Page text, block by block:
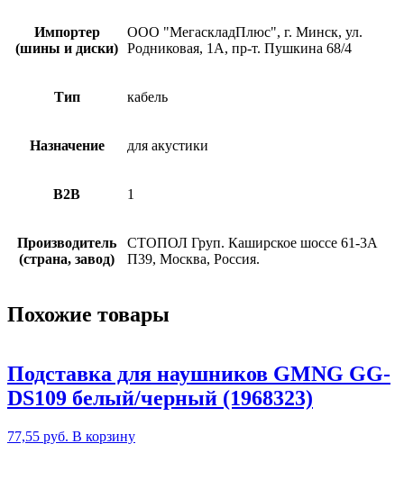
Импортер
(шины и диски)
ООО "МегаскладПлюс", г. Минск, ул.
Родниковая, 1А, пр-т. Пушкина 68/4
Тип кабель
Назначение для акустики
B2B 1
Производитель
(страна, завод)
СТОПОЛ Груп. Каширское шоссе 61-3А
П39, Москва, Россия.
Похожие товары
Подставка для наушников GMNG GG-
DS109 белый/черный (1968323)
77,55 руб. В корзину